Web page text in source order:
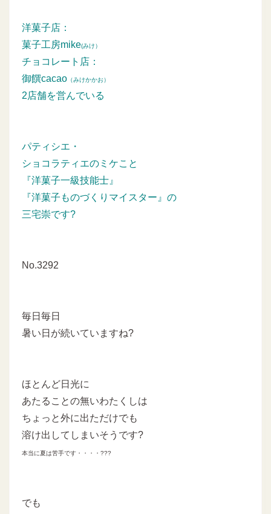
洋菓子店：
菓子工房mike(みけ）
チョコレート店：
御饌cacao （みけかかお）
2店舗を営んでいる
パティシエ・
ショコラティエのミケこと
『洋菓子一級技能士』
『洋菓子ものづくりマイスター』の
三宅崇です?
No.3292
毎日毎日
暑い日が続いていますね?
ほとんど日光に
あたることの無いわたくしは
ちょっと外に出ただけでも
溶け出してしまいそうです?
本当に夏は苦手です・・・・???
でも